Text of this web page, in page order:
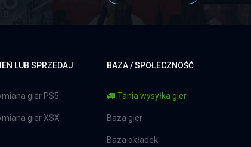
LUB SPRZEDAJ
gier PS5
gier XSX
BAZA / SPOŁECZNOŚĆ
Tania wysyłka gier
Baza gier
Baza okładek